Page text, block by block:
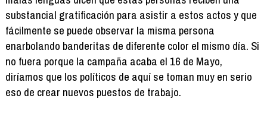
substancial gratificación para asistir a estos actos y que
fácilmente se puede observar la misma persona
enarbolando banderitas de diferente color el mismo día. Si
no fuera porque la campaña acaba el 16 de Mayo,
diríamos que los políticos de aquí se toman muy en serio
eso de crear nuevos puestos de trabajo.